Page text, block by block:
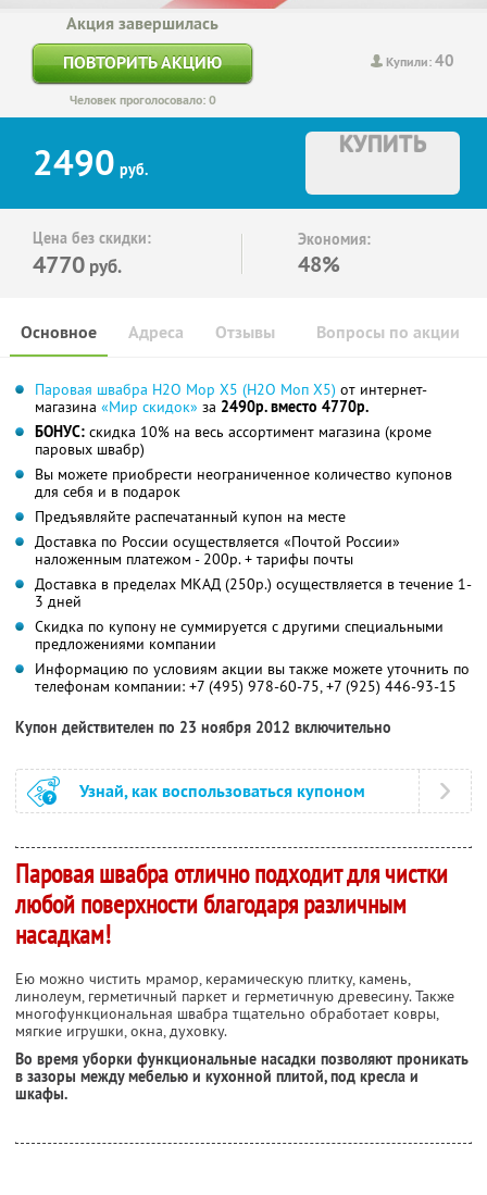
Купили:40
Акция завершилась
ПОВТОРИТЬ АКЦИЮ
Человек проголосовало: 0
2490 руб.
КУПИТЬ
Цена без скидки:
4770 руб.
Экономия:
48%
Основное Отзывы Вопросы по акции
Адреса
Паровая швабра H2O Mop X5 (Н2О Моп Х5) от интернет-
магазина «Мир скидок» за 2490р. вместо 4770р.
БОНУС: скидка 10% на весь ассортимент магазина (кроме
паровых швабр)
Вы можете приобрести неограниченное количество купонов
для себя и в подарок
Предъявляйте распечатанный купон на месте
Доставка по России осуществляется «Почтой России»
наложенным платежом - 200р. + тарифы почты
Доставка в пределах МКАД (250р.) осуществляется в течение 1-
3 дней
Скидка по купону не суммируется с другими специальными
предложениями компании
Информацию по условиям акции вы также можете уточнить по
телефонам компании: +7 (495) 978-60-75, +7 (925) 446-93-15
Купон действителен по 23 ноября 2012 включительно
Узнай, как воспользоваться купоном
Паровая швабра отлично подходит для чистки
любой поверхности благодаря различным
насадкам!
Ею можно чистить мрамор, керамическую плитку, камень,
линолеум, герметичный паркет и герметичную древесину. Также
многофункциональная швабра тщательно обработает ковры,
мягкие игрушки, окна, духовку.
Во время уборки функциональные насадки позволяют проникать
в зазоры между мебелью и кухонной плитой, под кресла и
шкафы.